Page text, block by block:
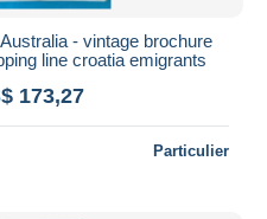
- vintage brochure
line croatia emigrants
173,27
Particulier